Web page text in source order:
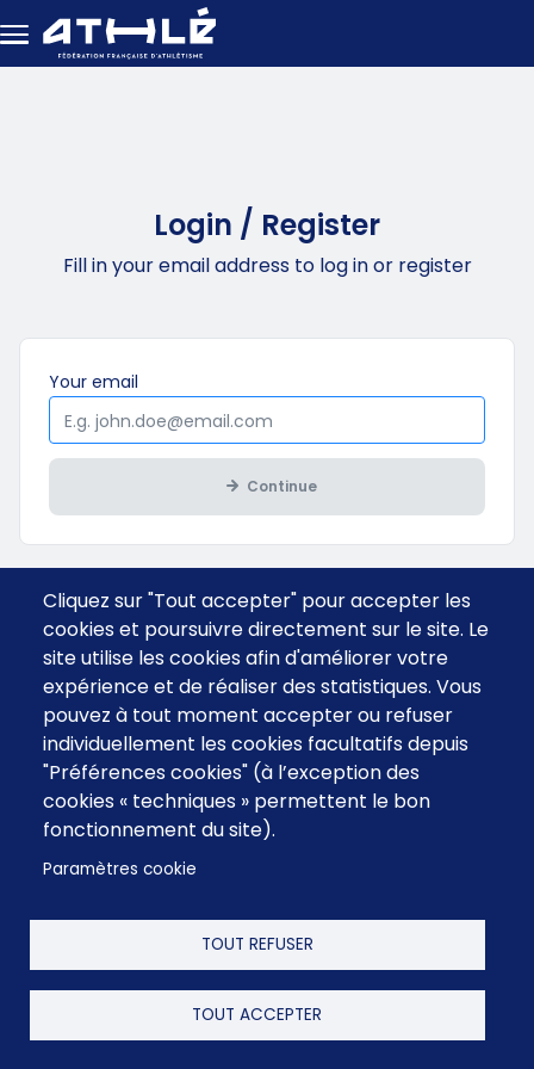
Skip to main content
Login / Register
Fill in your email address to log in or register
Your email
Continue
Cliquez sur "Tout accepter" pour accepter les
cookies et poursuivre directement sur le site. Le
site utilise les cookies afin d'améliorer votre
expérience et de réaliser des statistiques. Vous
pouvez à tout moment accepter ou refuser
individuellement les cookies facultatifs depuis
"Préférences cookies" (à l’exception des
cookies « techniques » permettent le bon
fonctionnement du site).
Paramètres cookie
TOUT REFUSER
TOUT ACCEPTER
Menu
footer
CGV
Mentions Légales